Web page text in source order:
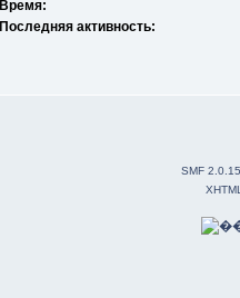
Время:
Последняя активность:
SMF 2.0.15